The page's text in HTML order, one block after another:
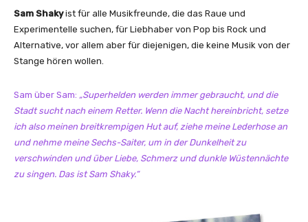
Sam Shakyist für alle Musikfreunde, die das Raue und
Experimentelle suchen, für Liebhaber von Pop bis Rock und
Alternative, vor allem aber für diejenigen, die keine Musik von der
Stange hören wollen.
Sam über Sam: „Superhelden werden immer gebraucht, und die
Stadt sucht nach einem Retter. Wenn die Nacht hereinbricht, setze
ich also meinen breitkrempigen Hut auf, ziehe meine Lederhose an
und nehme meine Sechs-Saiter, um in der Dunkelheit zu
verschwinden und über Liebe, Schmerz und dunkle Wüstennächte
zu singen. Das ist Sam Shaky.“